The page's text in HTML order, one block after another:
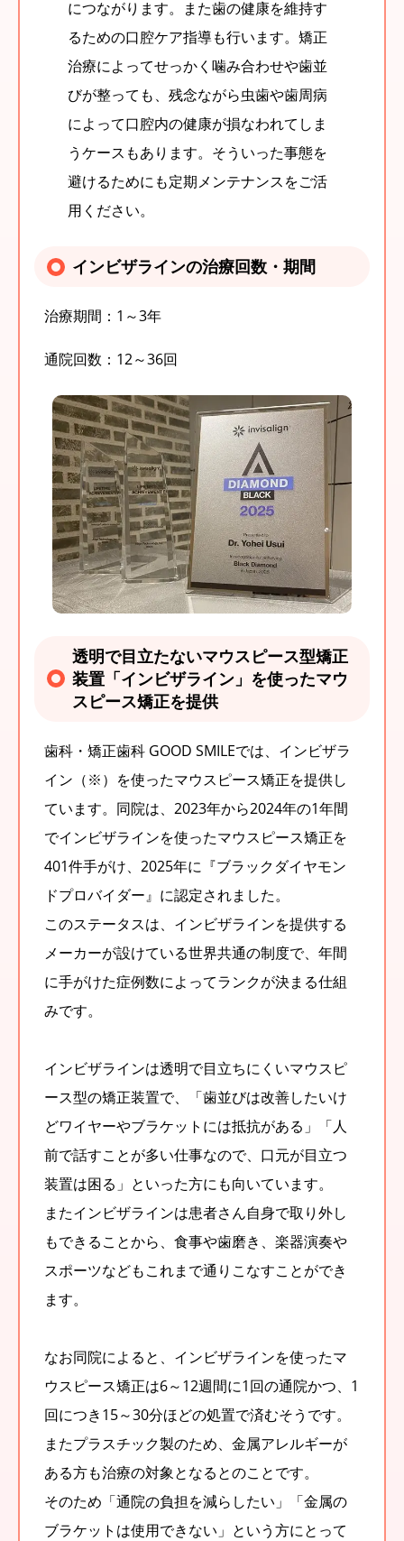
につながります。また歯の健康を維持す
るための口腔ケア指導も行います。矯正
治療によってせっかく噛み合わせや歯並
びが整っても、残念ながら虫歯や歯周病
によって口腔内の健康が損なわれてしま
うケースもあります。そういった事態を
避けるためにも定期メンテナンスをご活
用ください。
インビザラインの治療回数・期間
治療期間： 1～3年
通院回数： 12～36回
透明で目立たないマウスピース型矯正
装置「インビザライン」を使ったマウ
スピース矯正を提供
歯科・矯正歯科 GOOD SMILEでは、インビザラ
イン（※）を使ったマウスピース矯正を提供し
ています。同院は、2023年から2024年の1年間
でインビザラインを使ったマウスピース矯正を
401件手がけ、2025年に『ブラックダイヤモン
ドプロバイダー』に認定されました。
このステータスは、インビザラインを提供する
メーカーが設けている世界共通の制度で、年間
に手がけた症例数によってランクが決まる仕組
みです。
インビザラインは透明で目立ちにくいマウスピ
ース型の矯正装置で、「歯並びは改善したいけ
どワイヤーやブラケットには抵抗がある」「人
前で話すことが多い仕事なので、口元が目立つ
装置は困る」といった方にも向いています。
またインビザラインは患者さん自身で取り外し
もできることから、食事や歯磨き、楽器演奏や
スポーツなどもこれまで通りこなすことができ
ます。
なお同院によると、インビザラインを使ったマ
ウスピース矯正は6～12週間に1回の通院かつ、1
回につき15～30分ほどの処置で済むそうです。
またプラスチック製のため、金属アレルギーが
ある方も治療の対象となるとのことです。
そのため「通院の負担を減らしたい」「金属の
ブラケットは使用できない」という方にとって